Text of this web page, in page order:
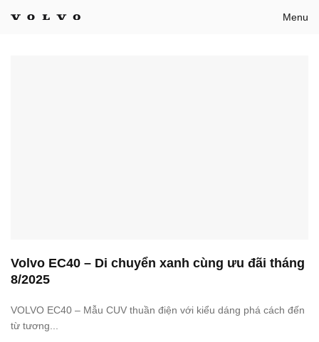
Menu
Volvo EC40 – Di chuyển xanh cùng ưu đãi tháng
8/2025
VOLVO EC40 – Mẫu CUV thuần điện với kiểu dáng phá cách đến
từ tương...